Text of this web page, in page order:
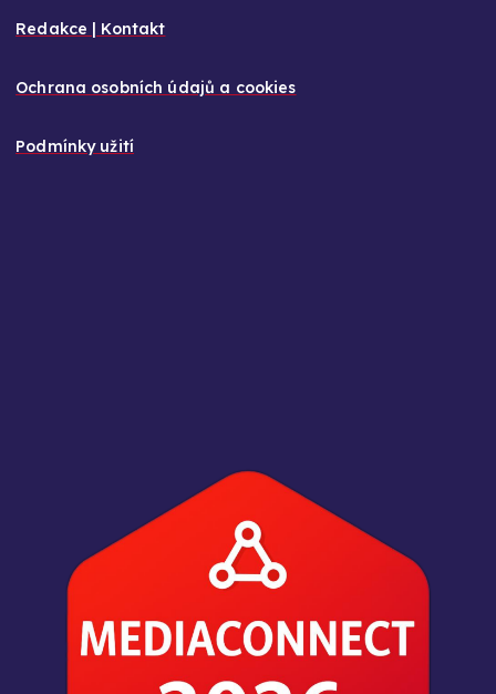
Redakce | Kontakt
Ochrana osobních údajů a cookies
Podmínky užití